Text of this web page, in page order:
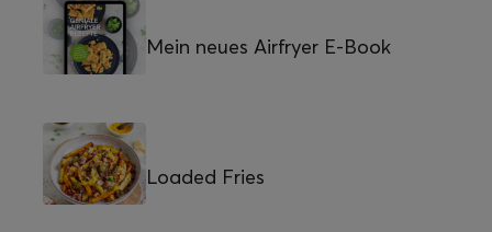
Mein neues Airfryer E-Book
Loaded Fries